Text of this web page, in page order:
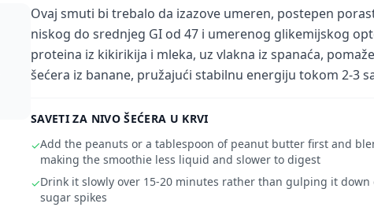
Ovaj smuti bi trebalo da izazove umeren, postepen
niskog do srednjeg GI od 47 i umerenog glikemijskog
proteina iz kikirikija i mleka, uz vlakna iz spanaća,
šećera iz banane, pružajući stabilnu energiju tokom 2-3
SAVETI ZA NIVO ŠEĆERA U KRVI
✓Add the peanuts or a tablespoon of peanut butter first and
making the smoothie less liquid and slower to digest
✓Drink it slowly over 15-20 minutes rather than gulping it
sugar spikes